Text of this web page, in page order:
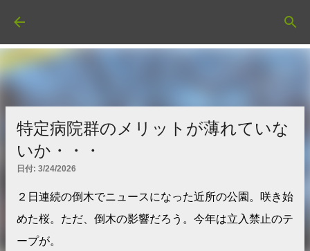
特定病院群のメリットが薄れていな
いか・・・
日付: 3/24/2026
２日連続の倒木でニュースになった近所の公園。咲き始
めた桜。ただ、倒木の影響だろう。今年は立入禁止のテ
ープが。